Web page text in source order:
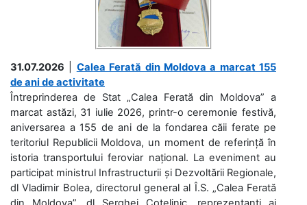
31.07.2026
Calea Ferată din Moldova a marcat 155
de ani de activitate
Întreprinderea de Stat „Calea Ferată din Moldova” a
marcat astăzi, 31 iulie 2026, printr-o ceremonie festivă,
aniversarea a 155 de ani de la fondarea căii ferate pe
teritoriul Republicii Moldova, un moment de referință în
istoria transportului feroviar național. La eveniment au
participat ministrul Infrastructurii și Dezvoltării Regionale,
dl Vladimir Bolea, directorul general al Î.S. „Calea Ferată